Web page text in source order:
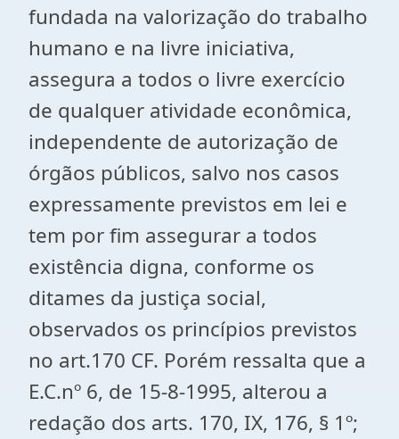
fundada na valorização do trabalho
humano e na livre iniciativa,
assegura a todos o livre exercício
de qualquer atividade econômica,
independente de autorização de
órgãos públicos, salvo nos casos
expressamente previstos em lei e
tem por fim assegurar a todos
existência digna, conforme os
ditames da justiça social,
observados os princípios previstos
no art.170 CF. Porém ressalta que a
E.C.nº 6, de 15-8-1995, alterou a
redação dos arts. 170, IX, 176, § 1º;